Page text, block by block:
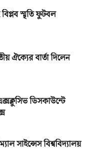
বিপ্লব স্মৃতি ফুটবল
ঐক্যের বার্তা দিলেন
ডিসকাউন্টে
সাইন্সেস বিশ্ববিদ্যালয়